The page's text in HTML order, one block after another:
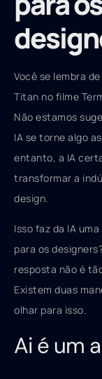
Você se lembra
Titan no filme
Não estamos
IA se torne algo
entanto, a IA
transformar a
design.
Isso faz da IA
para os
resposta não é
Existem duas
olhar para isso.
Ai é um